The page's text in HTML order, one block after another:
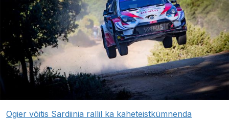
Ogier võitis Sardiinia rallil ka kaheteistkümnenda